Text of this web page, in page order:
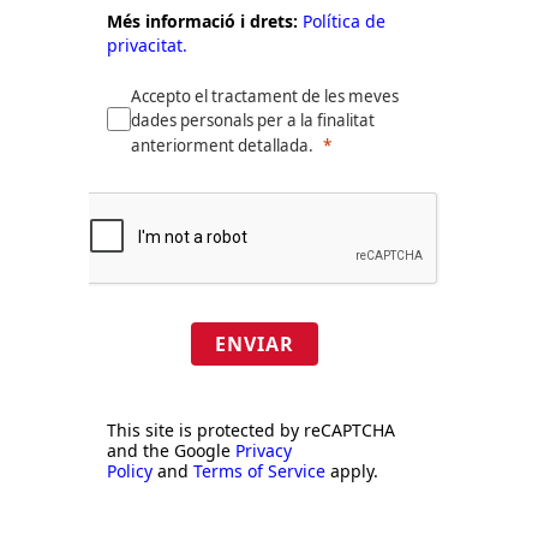
Més informació i drets: Política de
privacitat.
Accepto el tractament de les meves
dades personals per a la finalitat
anteriorment detallada.
ENVIAR
This site is protected by reCAPTCHA
and the Google Privacy
Policy and Terms of Service apply.